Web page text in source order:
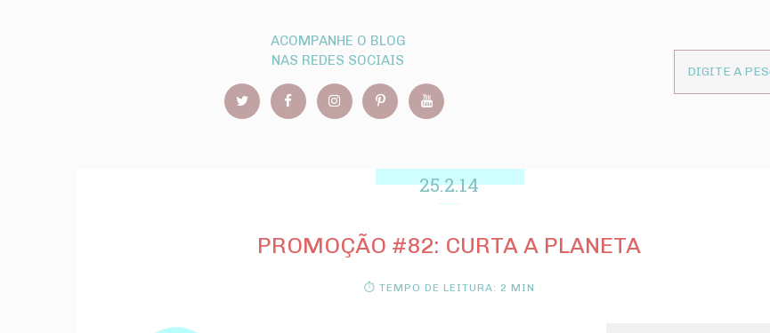
ACOMPANHE O BLOG
NAS REDES SOCIAIS
25.2.14
PROMOÇÃO #82: CURTA A PLANETA
⏱ TEMPO DE LEITURA: 2 MIN